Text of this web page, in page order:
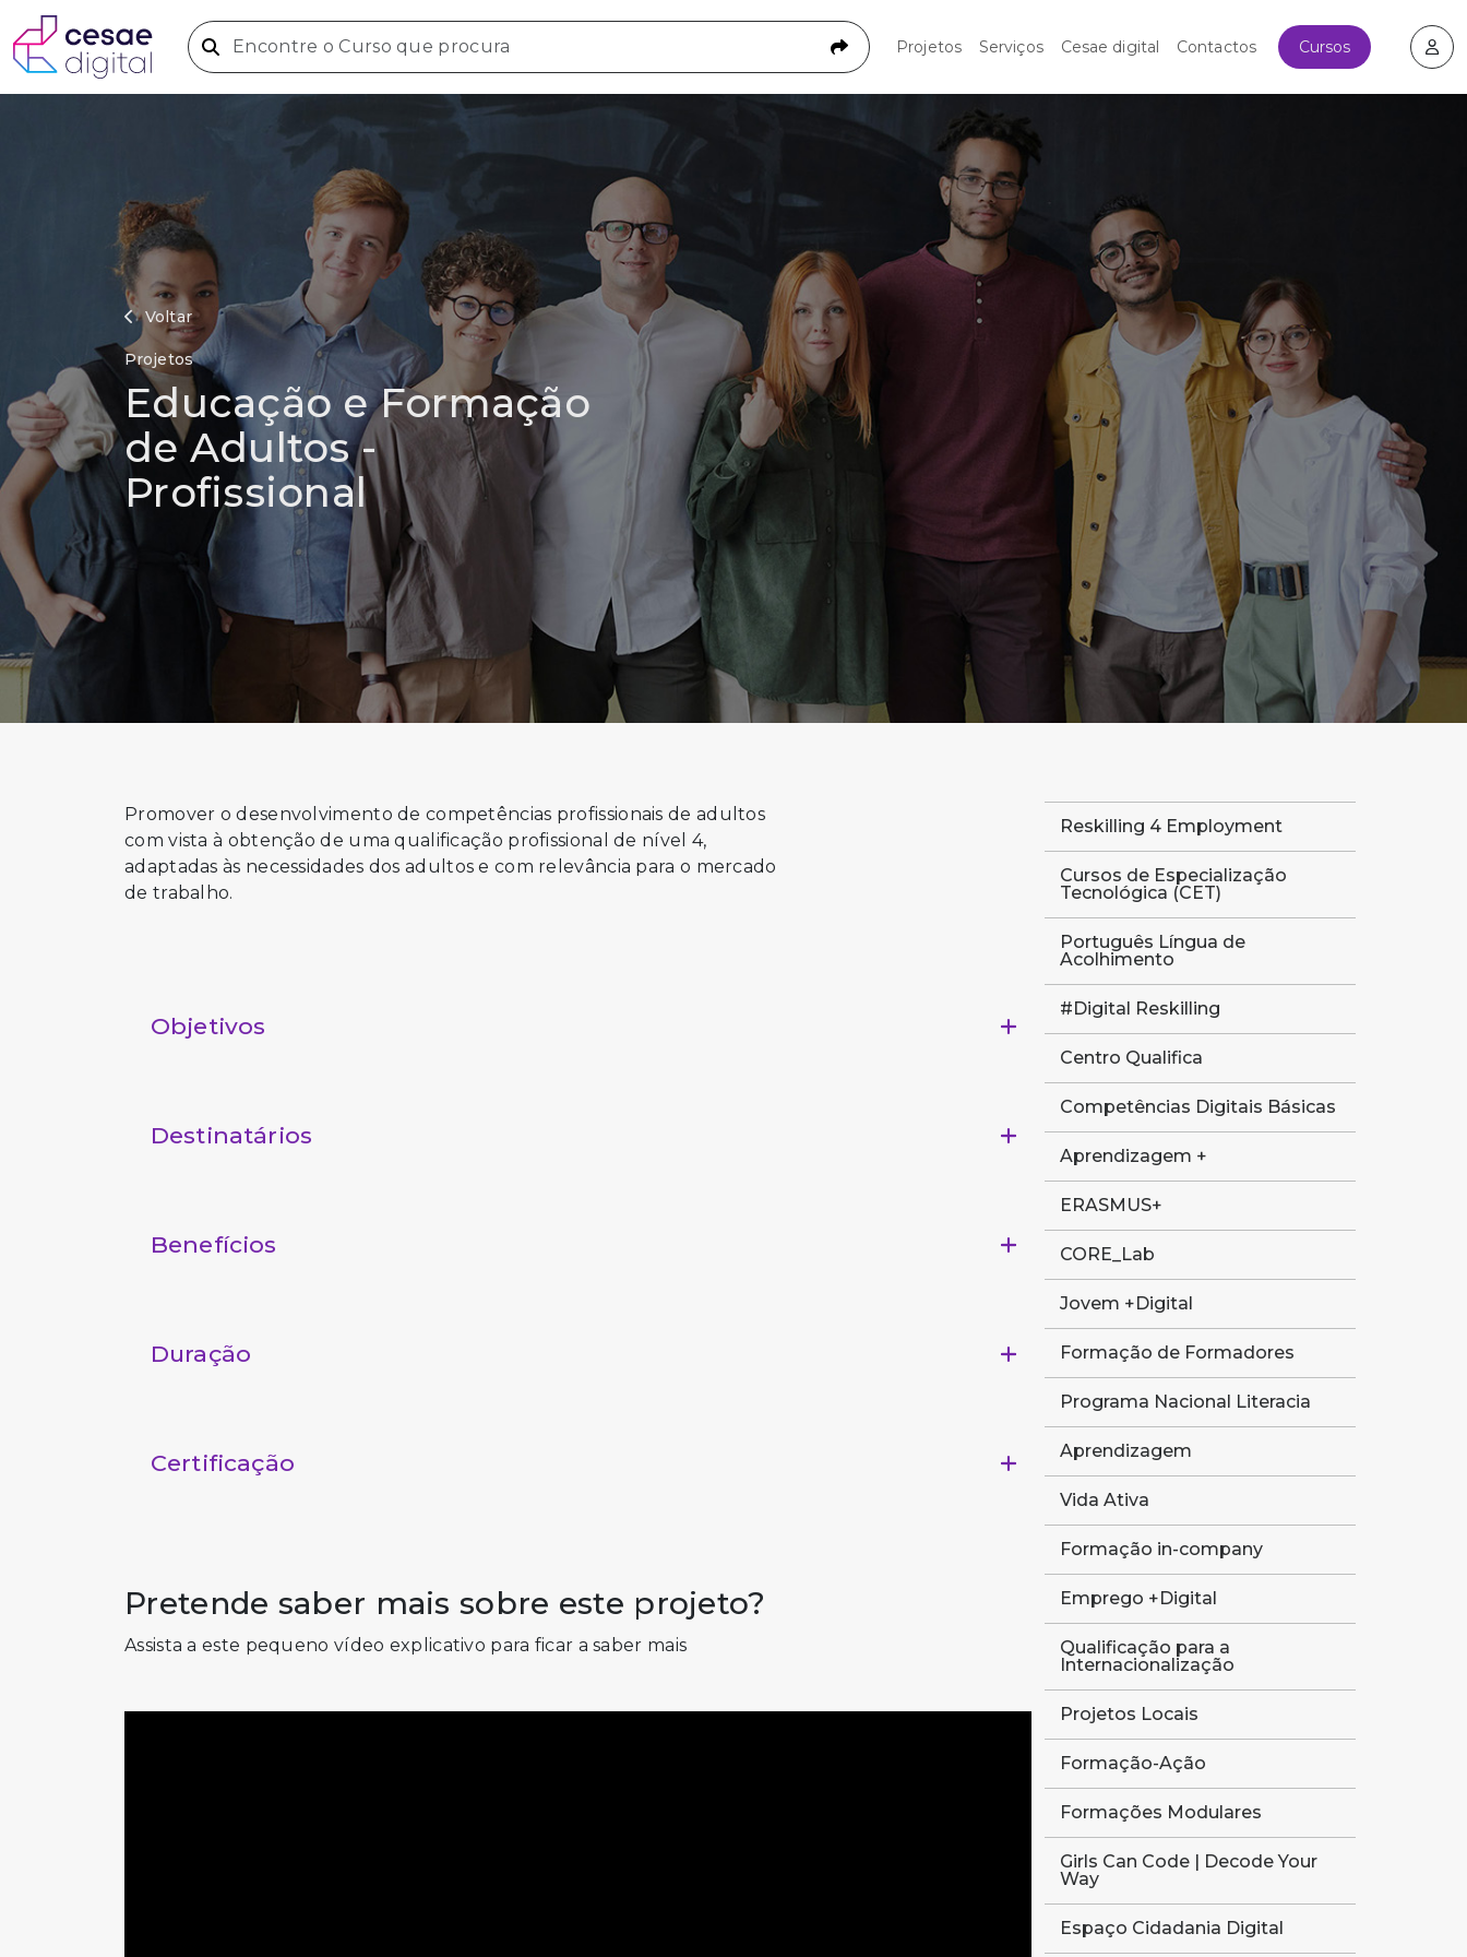
Projetos Serviços Cesae digital Contactos Cursos
Voltar
Projetos
Educação e Formação
de Adultos -
Profissional
Promover o desenvolvimento de competências profissionais de adultos
com vista à obtenção de uma qualificação profissional de nível 4,
adaptadas às necessidades dos adultos e com relevância para o mercado
de trabalho.
Objetivos
Destinatários
Benefícios
Duração
Certificação
Pretende saber mais sobre este projeto?
Assista a este pequeno vídeo explicativo para ficar a saber mais
Reskilling 4 Employment
Cursos de Especialização
Tecnológica (CET)
Português Língua de
Acolhimento
#Digital Reskilling
Centro Qualifica
Competências Digitais Básicas
Aprendizagem +
ERASMUS+
CORE_Lab
Jovem +Digital
Formação de Formadores
Programa Nacional Literacia
Aprendizagem
Vida Ativa
Formação in-company
Emprego +Digital
Qualificação para a
Internacionalização
Projetos Locais
Formação-Ação
Formações Modulares
Girls Can Code | Decode Your
Way
Espaço Cidadania Digital